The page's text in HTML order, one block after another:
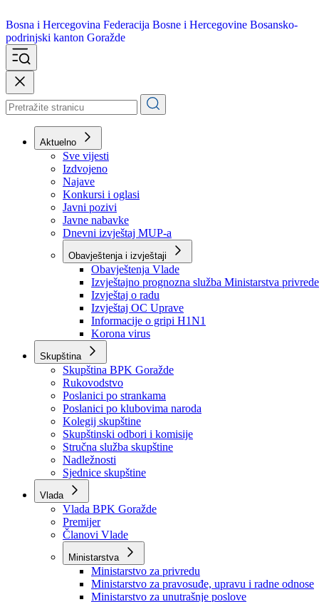
Bosna i Hercegovina
podrinjski kanton Goražde
Aktuelno
Sve vijesti
Izdvojeno
Najave
Konkursi i oglasi
Javni pozivi
Javne nabavke
Dnevni izvještaj MUP-a
Obavještenja i izvještaji
Obavještenja Vlade
Izvještajno prognozna služba Ministarstva privrede
Izvještaj o radu
Izvještaj OC Uprave
Informacije o gripi H1N1
Korona virus
Skupština
Skupština BPK Goražde
Rukovodstvo
Poslanici po strankama
Poslanici po klubovima naroda
Kolegij skupštine
Skupštinski odbori i komisije
Stručna služba skupštine
Nadležnosti
Sjednice skupštine
Vlada
Vlada BPK Goražde
Premijer
Članovi Vlade
Ministarstva